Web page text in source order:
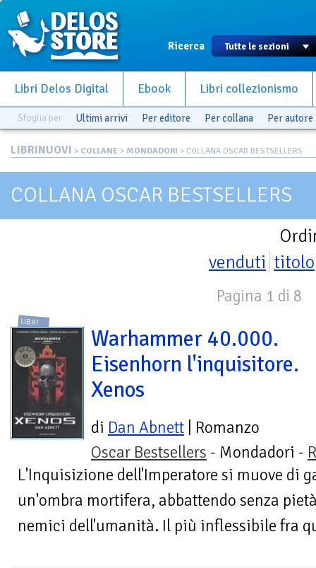
Ricerca
Libri Delos Digital Ebook Libri collezionismo
Sfoglia per Ultimi arrivi Per editore Per collana Per autore
LIBRINUOVI > COLLANE > MONDADORI > COLLANA OSCAR BESTSELLERS
COLLANA OSCAR BESTSELLERS
venduti titolo
Pagina 1 di 8
LIBRI
Warhammer 40.000.
Eisenhorn l'inquisitore.
Xenos
di Dan Abnett | Romanzo
Oscar Bestsellers - Mondadori -
L'Inquisizione dell'Imperatore si muove di
un'ombra mortifera, abbattendo senza
nemici dell'umanità. Il più inflessibile fra